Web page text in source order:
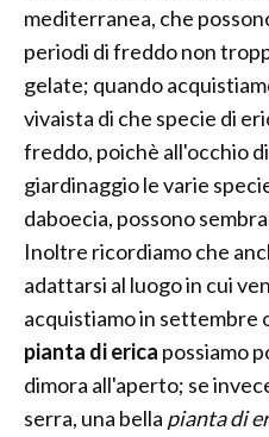
mediterranea, che
periodi di freddo non
gelate; quando
vivaista di che specie di
freddo, poichè all'occhio
giardinaggio le varie
daboecia, possono
Inoltre ricordiamo che
adattarsi al luogo in cui
acquistiamo in settembre
pianta di erica possiamo
dimora all'aperto; se
serra, una bella pianta di